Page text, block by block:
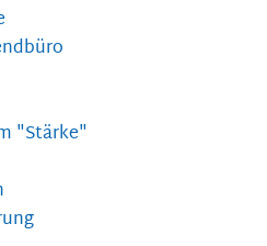
"Stärke"